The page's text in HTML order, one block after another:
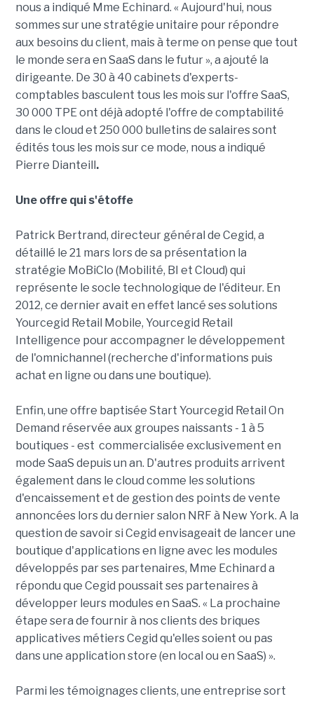
nous a indiqué Mme Echinard. « Aujourd'hui, nous
sommes sur une stratégie unitaire pour répondre
aux besoins du client, mais à terme on pense que tout
le monde sera en SaaS dans le futur », a ajouté la
dirigeante. De 30 à 40 cabinets d'experts-
comptables basculent tous les mois sur l'offre SaaS,
30 000 TPE ont déjà adopté l'offre de comptabilité
dans le cloud et 250 000 bulletins de salaires sont
édités tous les mois sur ce mode, nous a indiqué
Pierre Dianteill .
Une offre qui s'étoffe
Patrick Bertrand, directeur général de Cegid, a
détaillé le 21 mars lors de sa présentation la
stratégie MoBiClo (Mobilité, BI et Cloud) qui
représente le socle technologique de l'éditeur. En
2012, ce dernier avait en effet lancé ses solutions
Yourcegid Retail Mobile, Yourcegid Retail
Intelligence pour accompagner le développement
de l'omnichannel (recherche d'informations puis
achat en ligne ou dans une boutique).
Enfin, une offre baptisée Start Yourcegid Retail On
Demand réservée aux groupes naissants - 1 à 5
boutiques - est commercialisée exclusivement en
mode SaaS depuis un an. D'autres produits arrivent
également dans le cloud comme les solutions
d'encaissement et de gestion des points de vente
annoncées lors du dernier salon NRF à New York. A la
question de savoir si Cegid envisageait de lancer une
boutique d'applications en ligne avec les modules
développés par ses partenaires, Mme Echinard a
répondu que Cegid poussait ses partenaires à
développer leurs modules en SaaS. « La prochaine
étape sera de fournir à nos clients des briques
applicatives métiers Cegid qu'elles soient ou pas
dans une application store (en local ou en SaaS) ».
Parmi les témoignages clients, une entreprise sort